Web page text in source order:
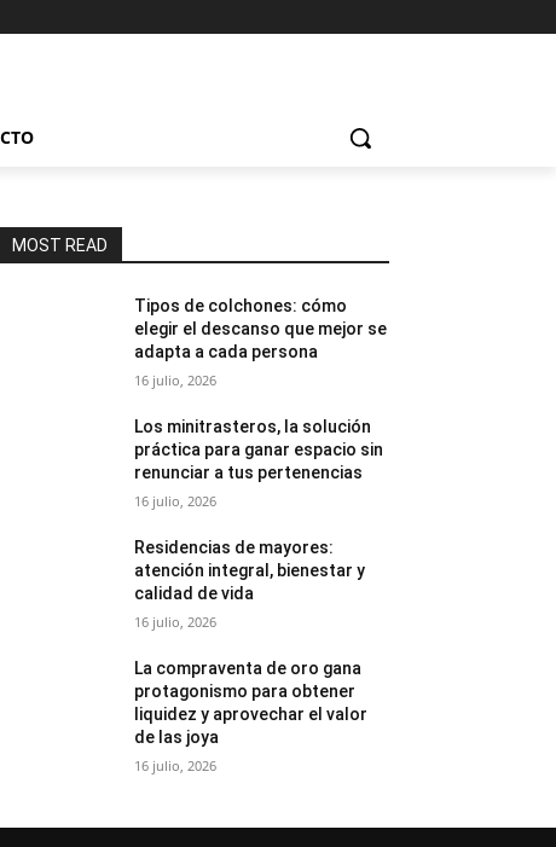
MOST READ
Tipos de colchones: cómo
elegir el descanso que mejor se
adapta a cada persona
16 julio, 2026
Los minitrasteros, la solución
práctica para ganar espacio sin
renunciar a tus pertenencias
16 julio, 2026
Residencias de mayores:
atención integral, bienestar y
calidad de vida
16 julio, 2026
La compraventa de oro gana
protagonismo para obtener
liquidez y aprovechar el valor
de las joya
16 julio, 2026